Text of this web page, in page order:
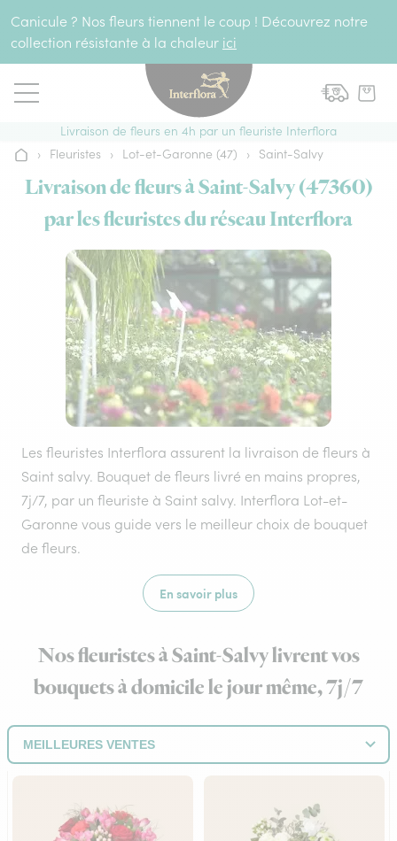
Canicule ? Nos fleurs tiennent le coup ! Découvrez notre
collection résistante à la chaleur ici
Livraison de fleurs en 4h par un fleuriste Interflora
Accueil
› Fleuristes › Lot-et-Garonne (47) › Saint-Salvy
Livraison de fleurs à Saint-Salvy (47360)
par les fleuristes du réseau Interflora
Les fleuristes Interflora assurent la livraison de fleurs à
Saint salvy. Bouquet de fleurs livré en mains propres,
7j/7, par un fleuriste à Saint salvy. Interflora Lot-et-
Garonne vous guide vers le meilleur choix de bouquet
de fleurs.
En savoir plus
Nos fleuristes à Saint-Salvy livrent vos
bouquets à domicile le jour même, 7j/7